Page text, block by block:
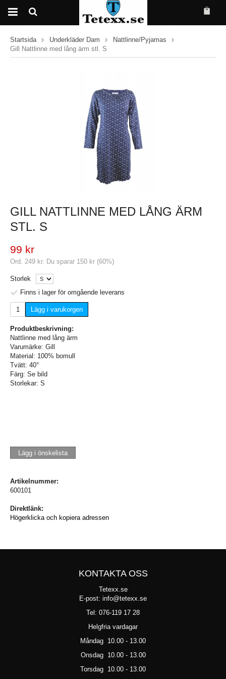
Startsida Underkläder Dam
Nattlinne/Pyjamas
Gill Nattlinne med lång ärm stl. S
GILL NATTLINNE MED LÅNG ÄRM
STL. S
99 kr
Ord. 249 kr. Du sparar 150 kr (60%)
Storlek
Finns i lager för omgående leverans
Lägg i varukorgen
Produktbeskrivning:
Nattlinne med lång ärm
Varumärke: Gill
Material: 100% bomull
Tvätt: 40°
Färg: Se bild
Storlekar: S
Lägg i önskelista
Artikelnummer:
600101
Direktlänk:
Högerklicka och kopiera adressen
KONTAKTA OSS
Tetexx.se
E-post: info@tetexx.se
Tel: 076-119 17 28
Helgfria vardagar
Måndag 10.00 - 13.00
Onsdag 10.00 - 13.00
Torsdag 10.00 - 13.00